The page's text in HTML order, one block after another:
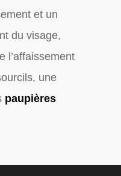
et un
du visage,
l’affaissement
une
paupières